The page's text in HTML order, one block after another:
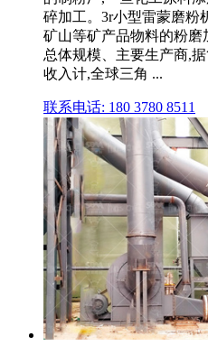
碎加工。3r小型雷蒙磨粉
矿山等矿产品物料的粉
总体规模、主要生产商,
收入计,全球三角 ...
联系电话: 180 3780 8511